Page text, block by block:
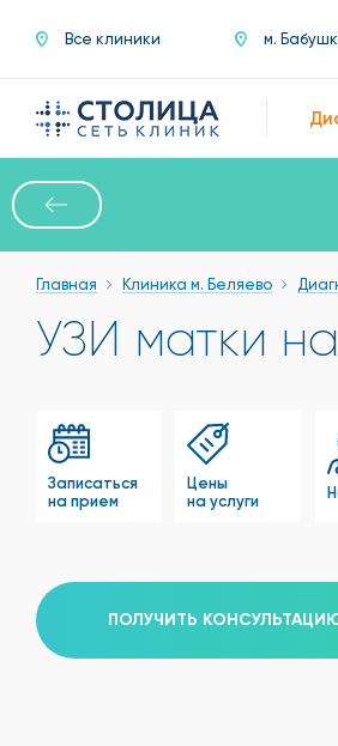
Все клиники м.
Главная Клиника м. Беляево
УЗИ матки
Записаться
на прием
Цены
на услуги
ПОЛУЧИТЬ